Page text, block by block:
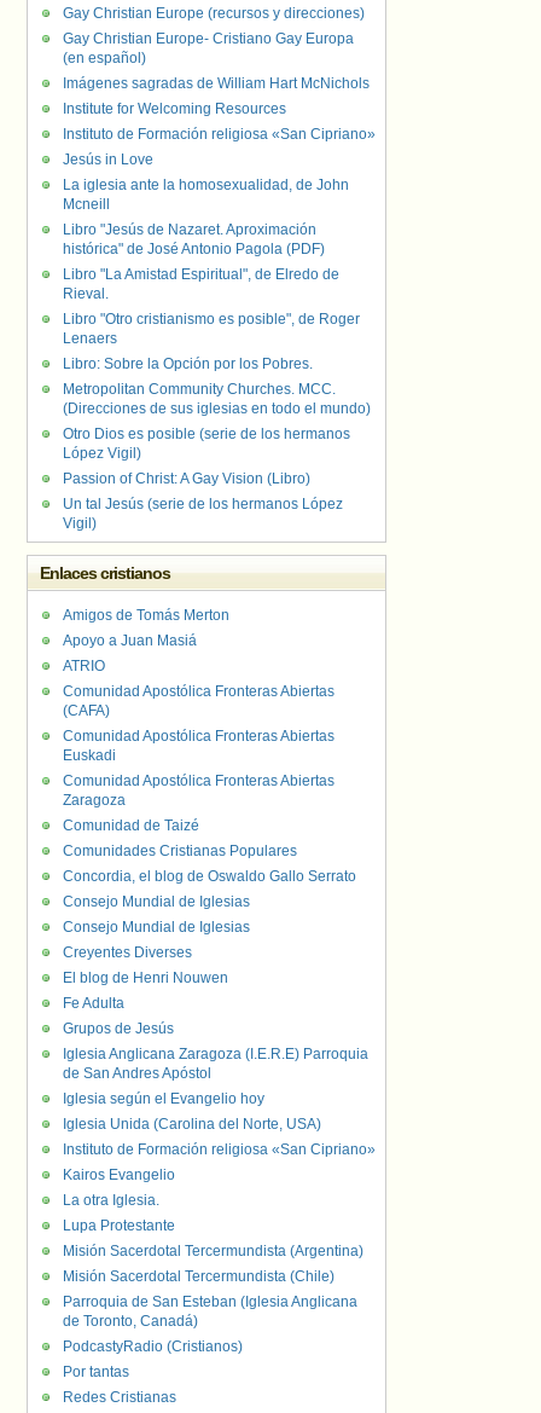
Gay Christian Europe (recursos y direcciones)
Gay Christian Europe- Cristiano Gay Europa
(en español)
Imágenes sagradas de William Hart McNichols
Institute for Welcoming Resources
Instituto de Formación religiosa «San Cipriano»
Jesús in Love
La iglesia ante la homosexualidad, de John
Mcneill
Libro "Jesús de Nazaret. Aproximación
histórica" de José Antonio Pagola (PDF)
Libro "La Amistad Espiritual", de Elredo de
Rieval.
Libro "Otro cristianismo es posible", de Roger
Lenaers
Libro: Sobre la Opción por los Pobres.
Metropolitan Community Churches. MCC.
(Direcciones de sus iglesias en todo el mundo)
Otro Dios es posible (serie de los hermanos
López Vigil)
Passion of Christ: A Gay Vision (Libro)
Un tal Jesús (serie de los hermanos López
Vigil)
Enlaces cristianos
Amigos de Tomás Merton
Apoyo a Juan Masiá
ATRIO
Comunidad Apostólica Fronteras Abiertas
(CAFA)
Comunidad Apostólica Fronteras Abiertas
Euskadi
Comunidad Apostólica Fronteras Abiertas
Zaragoza
Comunidad de Taizé
Comunidades Cristianas Populares
Concordia, el blog de Oswaldo Gallo Serrato
Consejo Mundial de Iglesias
Consejo Mundial de Iglesias
Creyentes Diverses
El blog de Henri Nouwen
Fe Adulta
Grupos de Jesús
Iglesia Anglicana Zaragoza (I.E.R.E) Parroquia
de San Andres Apóstol
Iglesia según el Evangelio hoy
Iglesia Unida (Carolina del Norte, USA)
Instituto de Formación religiosa «San Cipriano»
Kairos Evangelio
La otra Iglesia.
Lupa Protestante
Misión Sacerdotal Tercermundista (Argentina)
Misión Sacerdotal Tercermundista (Chile)
Parroquia de San Esteban (Iglesia Anglicana
de Toronto, Canadá)
PodcastyRadio (Cristianos)
Por tantas
Redes Cristianas